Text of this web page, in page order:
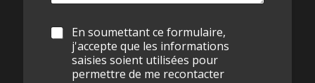
A
c
En soumettant ce formulaire,
j'accepte que les informations
saisies soient utilisées pour
permettre de me recontacter